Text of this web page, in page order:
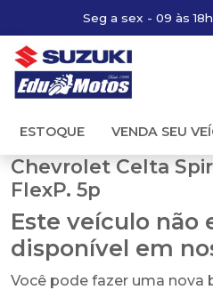
Seg a sex - 09 às
ESTOQUE VENDA SEU
Chevrolet Celta
FlexP. 5p
Este veículo não
disponível em
Você pode fazer uma nova